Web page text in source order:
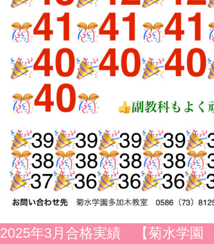
2025年3月合格実績 【菊水学園